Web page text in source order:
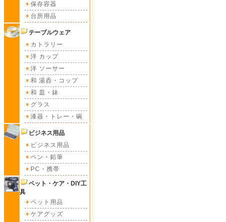
保存容器
台所用品
テーブルウェア
カトラリー
洋 カップ
洋 ソーサー
和 湯呑・コップ
和 皿・鉢
グラス
漆器・トレー・碗
ビジネス用品
ビジネス用品
ペン・鉛筆
PC・携帯
ペット・ケア・DIY工
具
ペット用品
ケアグッズ